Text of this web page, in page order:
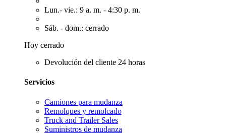
Lun.- vie.: 9 a. m. - 4:30 p. m.
Sáb. - dom.: cerrado
Hoy cerrado
Devolución del cliente 24 horas
Servicios
Camiones para mudanza
Remolques y remolcado
Truck and Trailer Sales
Suministros de mudanza